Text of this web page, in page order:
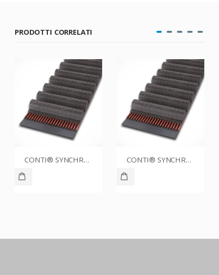
PRODOTTI CORRELATI
CONTI® SYNCHROBELT 76XL CUSTOM CONTI® SYNCHROBELT 80XL037